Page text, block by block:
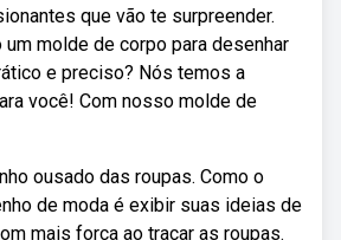
que vão te surpreender.
molde de corpo para desenhar
e preciso? Nós temos a
você! Com nosso molde de
ousado das roupas. Como o
de moda é exibir suas ideias de
mais força ao traçar as roupas.